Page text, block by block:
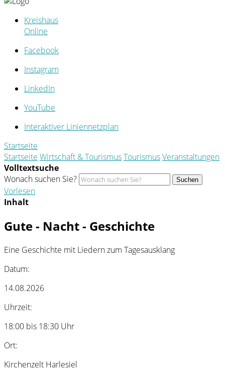
Kreishaus
Online
Facebook
Instagram
LinkedIn
YouTube
Interaktiver Liniennetzplan
Startseite
Startseite Wirtschaft & TourismusTourismusVeranstaltungen
Volltextsuche
Wonach suchen Sie?
Suchen
Vorlesen
Inhalt
Gute - Nacht - Geschichte
Eine Geschichte mit Liedern zum Tagesausklang
Datum:
14.08.2026
Uhrzeit:
18:00 bis 18:30 Uhr
Ort:
Kirchenzelt Harlesiel